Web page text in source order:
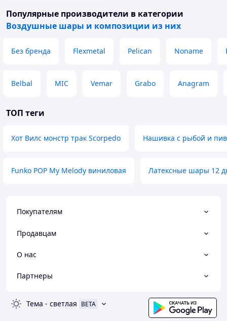
Популярные производители в категории
Воздушные шары и композиции из них
Без бренда Flexmetal Pelican Noname
Belbal MIC Vemar Grabo Anagram
ТОП теги
Хот Вилс монстр трак Scorpedo Нашивка с рыбой и
Funko POP My Melody виниловая Латексные шары 12
Покупателям
Продавцам
О нас
Партнеры
Тема - светлая BETA